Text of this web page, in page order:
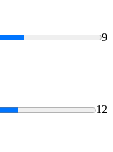
9
12